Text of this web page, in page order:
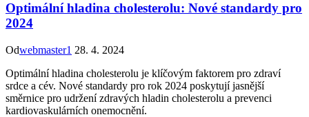
Optimální hladina cholesterolu: Nové standardy pro
2024
Odwebmaster1 28. 4. 2024
Optimální hladina cholesterolu je klíčovým faktorem pro zdraví
srdce a cév. Nové standardy pro rok 2024 poskytují jasnější
směrnice pro udržení zdravých hladin cholesterolu a prevenci
kardiovaskulárních onemocnění.